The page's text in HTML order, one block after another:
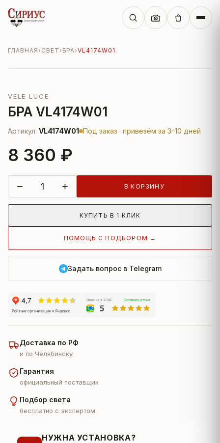
ГЛАВНАЯ› СВЕТ› БРА›VL4174W01
VELE LUCE
БРА VL4174W01
Артикул: VL4174W01 Под заказ · привезём за 3–10 дней
8 360 ₽
− + В КОРЗИНУ
КУПИТЬ В 1 КЛИК
ПОМОЩЬ С ПОДБОРОМ →
Задать вопрос в Telegram
Доставка по РФ
и по Челябинску
Гарантия
официальный поставщик
Подбор света
бесплатно с экспертом
НУЖНА УСТАНОВКА?